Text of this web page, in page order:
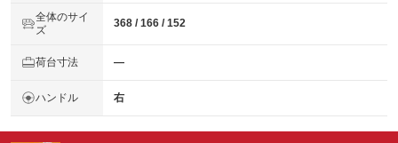
全体のサイ
ズ
368 / 166 / 152
荷台寸法 ―
ハンドル 右